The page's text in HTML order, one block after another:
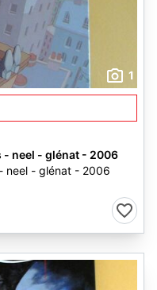
1
- neel - glénat - 2006
neel - glénat - 2006